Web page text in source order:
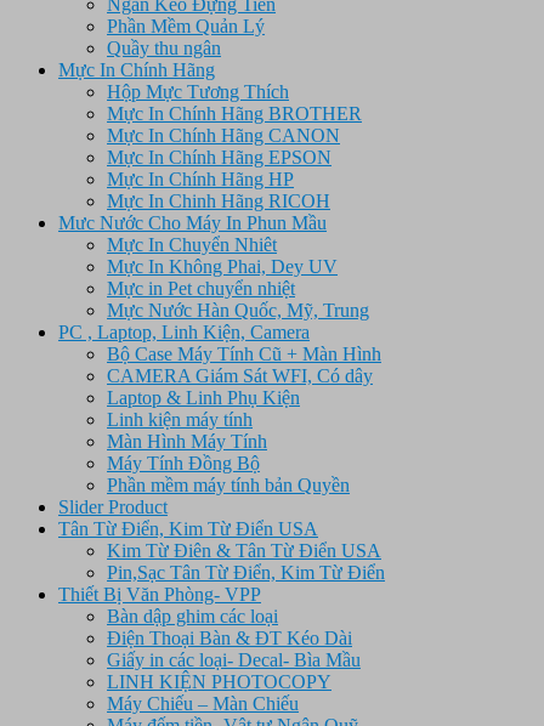
Phần Mềm Quản Lý
Quầy thu ngân
Mực In Chính Hãng
Hộp Mực Tương Thích
Mực In Chính Hãng BROTHER
Mực In Chính Hãng CANON
Mực In Chính Hãng EPSON
Mực In Chính Hãng HP
Mực In Chinh Hãng RICOH
Mưc Nước Cho Máy In Phun Mầu
Mực In Chuyển Nhiêt
Mực In Không Phai, Dey UV
Mực in Pet chuyển nhiệt
Mực Nước Hàn Quốc, Mỹ, Trung
PC , Laptop, Linh Kiện, Camera
Bộ Case Máy Tính Cũ + Màn Hình
CAMERA Giám Sát WFI, Có dây
Laptop & Linh Phụ Kiện
Linh kiện máy tính
Màn Hình Máy Tính
Máy Tính Đồng Bộ
Phần mềm máy tính bản Quyền
Slider Product
Tân Từ Điển, Kim Từ Điển USA
Kim Từ Điên & Tân Từ Điển USA
Pin,Sạc Tân Từ Điển, Kim Từ Điển
Thiết Bị Văn Phòng- VPP
Bàn dập ghim các loại
Điện Thoại Bàn & ĐT Kéo Dài
Giấy in các loại- Decal- Bìa Mầu
LINH KIỆN PHOTOCOPY
Máy Chiếu – Màn Chiếu